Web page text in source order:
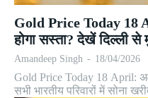
Gold Price Today 18
होगा सस्ता? देखें दिल्ली
Amandeep Singh - 18/04/2026
Gold Price Today 18 April:
सभी भारतीय परिवारों में सोना